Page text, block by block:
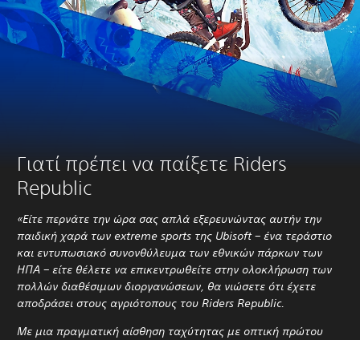
Γιατί πρέπει να παίξετε Riders
Republic
«Είτε περνάτε την ώρα σας απλά εξερευνώντας αυτήν την
παιδική χαρά των extreme sports της Ubisoft – ένα τεράστιο
και εντυπωσιακό συνονθύλευμα των εθνικών πάρκων των
ΗΠΑ – είτε θέλετε να επικεντρωθείτε στην ολοκλήρωση των
πολλών διαθέσιμων διοργανώσεων, θα νιώσετε ότι έχετε
αποδράσει στους αγριότοπους του Riders Republic.
Με μια πραγματική αίσθηση ταχύτητας με οπτική πρώτου